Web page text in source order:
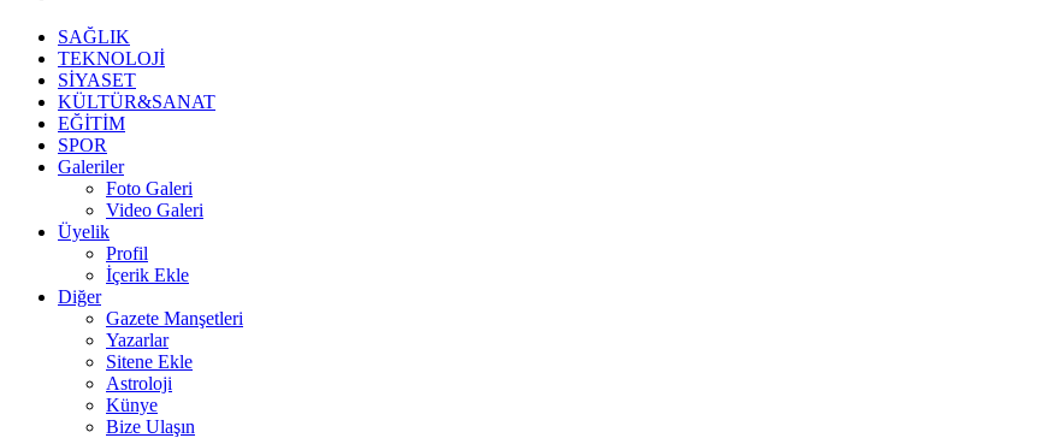
SAĞLIK
TEKNOLOJİ
SİYASET
KÜLTÜR&SANAT
EĞİTİM
SPOR
Galeriler
Foto Galeri
Video Galeri
Üyelik
Profil
İçerik Ekle
Diğer
Gazete Manşetleri
Yazarlar
Sitene Ekle
Astroloji
Künye
Bize Ulaşın